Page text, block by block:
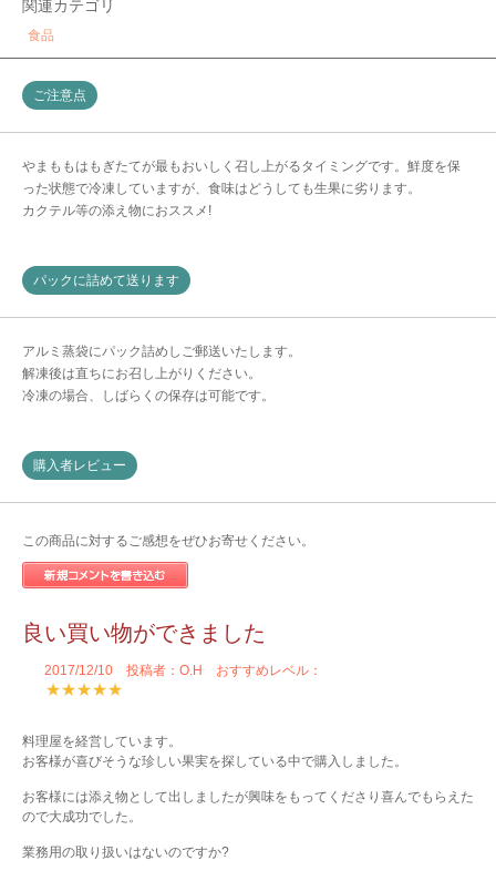
関連カテゴリ
食品
ご注意点
やまももはもぎたてが最もおいしく召し上がるタイミングです。鮮度を保
った状態で冷凍していますが、食味はどうしても生果に劣ります。
カクテル等の添え物におススメ!
パックに詰めて送ります
アルミ蒸袋にパック詰めしご郵送いたします。
解凍後は直ちにお召し上がりください。
冷凍の場合、しばらくの保存は可能です。
購入者レビュー
この商品に対するご感想をぜひお寄せください。
良い買い物ができました
2017/12/10 投稿者：O.H おすすめレベル：
★★★★★
料理屋を経営しています。
お客様が喜びそうな珍しい果実を探している中で購入しました。
お客様には添え物として出しましたが興味をもってくださり喜んでもらえた
ので大成功でした。
業務用の取り扱いはないのですか?